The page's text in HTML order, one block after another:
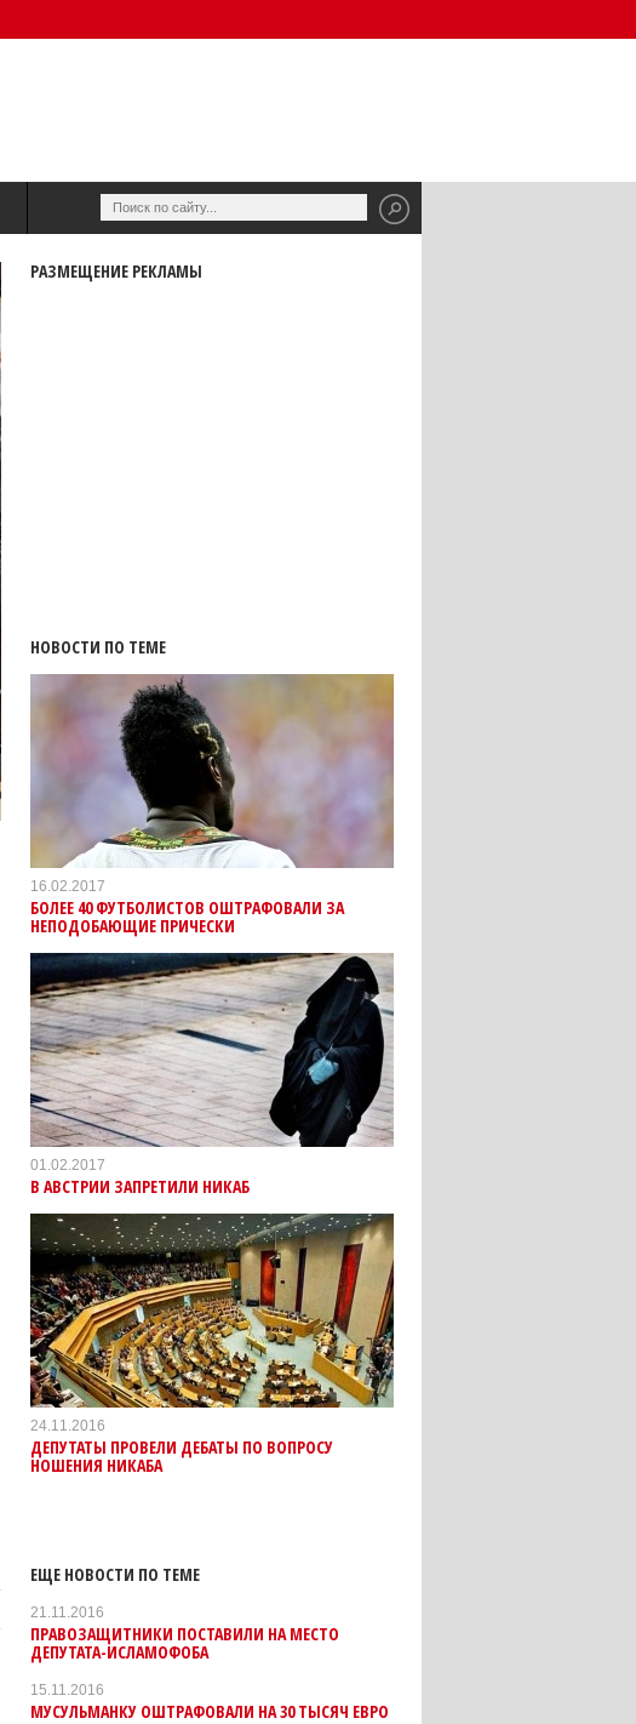
РАЗМЕЩЕНИЕ РЕКЛАМЫ
НОВОСТИ ПО ТЕМЕ
16.02.2017
БОЛЕЕ 40 ФУТБОЛИСТОВ ОШТРАФОВАЛИ ЗА
НЕПОДОБАЮЩИЕ ПРИЧЕСКИ
01.02.2017
В АВСТРИИ ЗАПРЕТИЛИ НИКАБ
24.11.2016
ДЕПУТАТЫ ПРОВЕЛИ ДЕБАТЫ ПО ВОПРОСУ
НОШЕНИЯ НИКАБА
ЕЩЕ НОВОСТИ ПО ТЕМЕ
21.11.2016
ПРАВОЗАЩИТНИКИ ПОСТАВИЛИ НА МЕСТО
ДЕПУТАТА-ИСЛАМОФОБА
15.11.2016
МУСУЛЬМАНКУ ОШТРАФОВАЛИ НА 30 ТЫСЯЧ ЕВРО